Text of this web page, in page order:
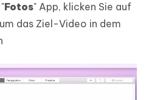
Fotos" App, klicken Sie auf
das Ziel-Video in dem